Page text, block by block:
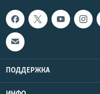
ПОДДЕРЖКА